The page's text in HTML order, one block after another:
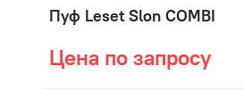
Пуф Leset Slon COMBI
Цена по запросу